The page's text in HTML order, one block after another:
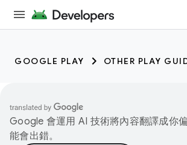
GOOGLE PLAY OTHER PLAY
Google 會運用 AI 技術將內容翻譯成你
能會出錯。